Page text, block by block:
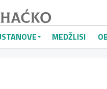
MEDŽLISI